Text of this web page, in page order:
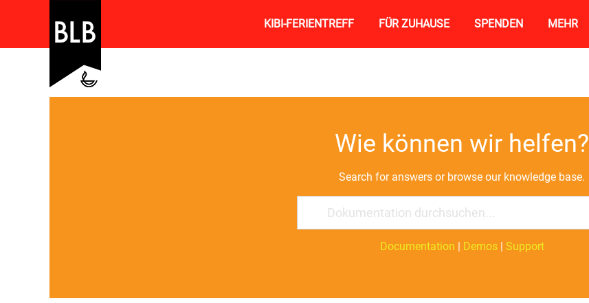
KIBI-FERIENTREFF FÜR ZUHAUSE SPENDEN MEHR
Wie können wir helfen?
Search for answers or browse our knowledge base.
Documentation | Demos| Support